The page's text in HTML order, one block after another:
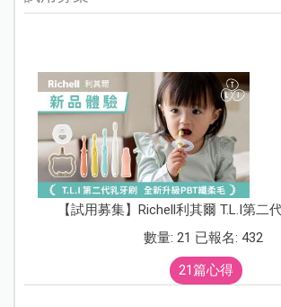
【試用募集】Richell利其爾 T.L.I第二
數量: 21 已報名: 432
21篇心得